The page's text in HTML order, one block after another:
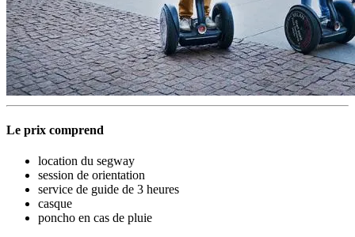
Le prix comprend
location du segway
session de orientation
service de guide de 3 heures
casque
poncho en cas de pluie